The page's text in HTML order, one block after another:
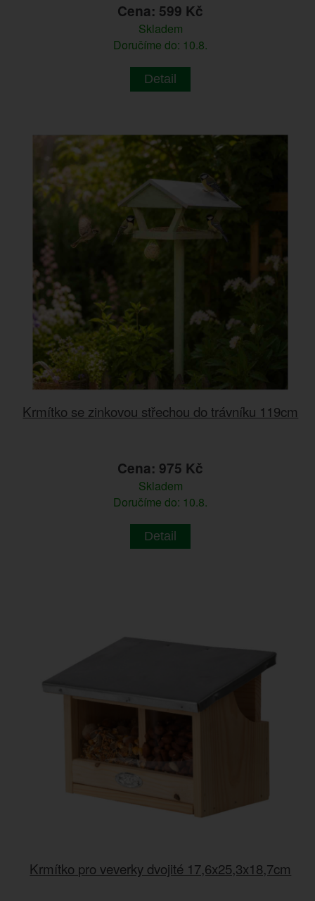
Cena: 599 Kč
Skladem
Doručíme do: 10.8.
Detail
Krmítko se zinkovou střechou do trávníku 119cm
Cena: 975 Kč
Skladem
Doručíme do: 10.8.
Detail
Krmítko pro veverky dvojité 17,6x25,3x18,7cm